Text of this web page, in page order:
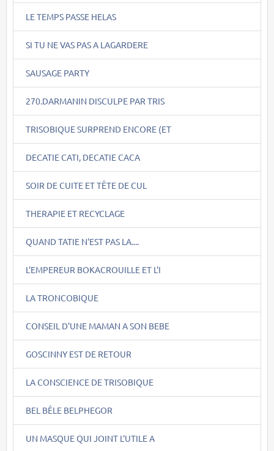
LE TEMPS PASSE HELAS
SI TU NE VAS PAS A LAGARDERE
SAUSAGE PARTY
270.DARMANIN DISCULPE PAR TRIS
TRISOBIQUE SURPREND ENCORE (ET
DECATIE CATI, DECATIE CACA
SOIR DE CUITE ET TÊTE DE CUL
THERAPIE ET RECYCLAGE
QUAND TATIE N'EST PAS LA....
L'EMPEREUR BOKACROUILLE ET L'I
LA TRONCOBIQUE
CONSEIL D'UNE MAMAN A SON BEBE
GOSCINNY EST DE RETOUR
LA CONSCIENCE DE TRISOBIQUE
BEL BÊLE BELPHEGOR
UN MASQUE QUI JOINT L'UTILE A